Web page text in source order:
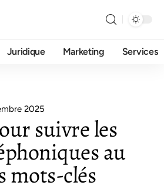
Juridique Marketing Services
2025
suivre les
au
mots-clés